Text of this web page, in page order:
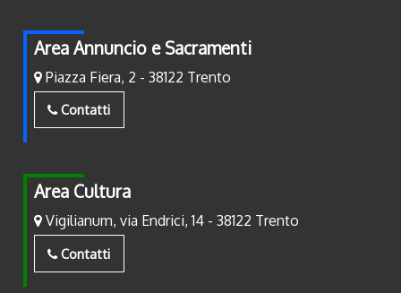
Area Annuncio e Sacramenti
Piazza Fiera, 2 - 38122 Trento
Contatti
Area Cultura
Vigilianum, via Endrici, 14 - 38122 Trento
Contatti